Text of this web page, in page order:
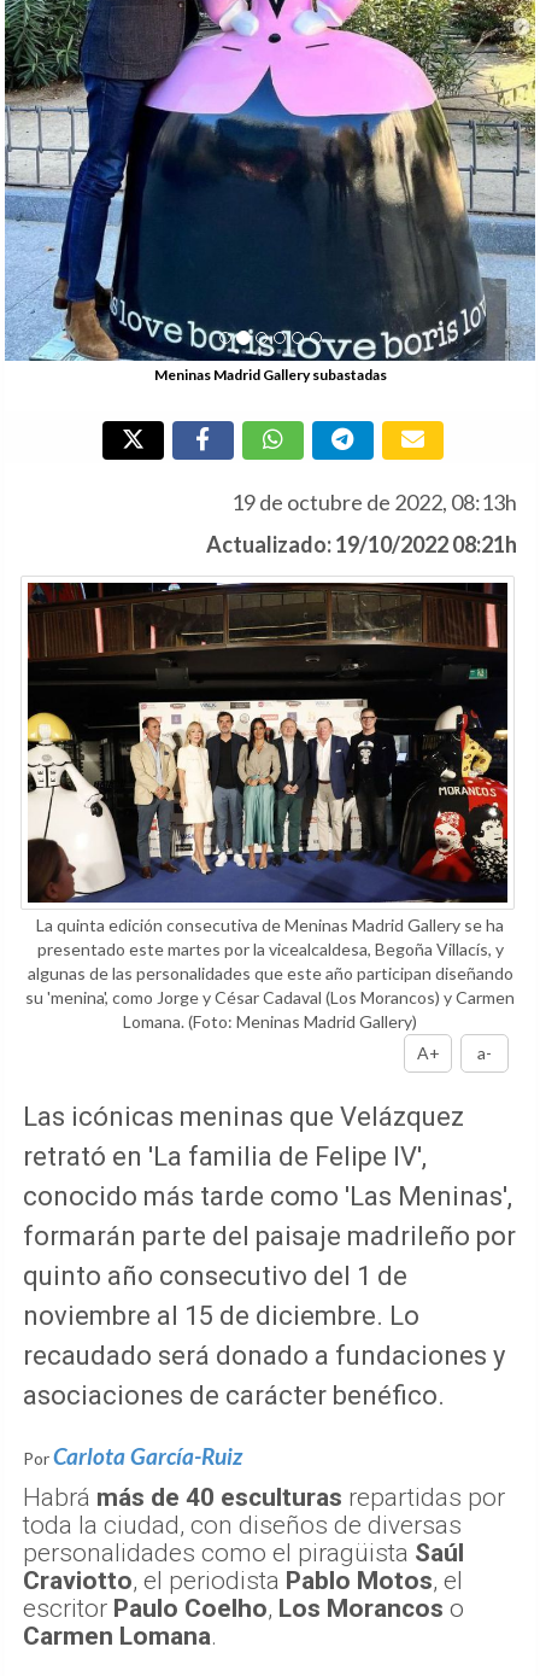
Meninas Madrid Gallery subastadas
19 de octubre de 2022, 08:13h
Actualizado: 19/10/2022 08:21h
La quinta edición consecutiva de Meninas Madrid Gallery se ha
presentado este martes por la vicealcaldesa, Begoña Villacís, y
algunas de las personalidades que este año participan diseñando
su 'menina', como Jorge y César Cadaval (Los Morancos) y Carmen
Lomana.(Foto: Meninas Madrid Gallery)
A+
a-
Las icónicas meninas que Velázquez
retrató en 'La familia de Felipe IV',
conocido más tarde como 'Las Meninas',
formarán parte del paisaje madrileño por
quinto año consecutivo del 1 de
noviembre al 15 de diciembre. Lo
recaudado será donado a fundaciones y
asociaciones de carácter benéfico.
PorCarlota García-Ruiz
Habrá más de 40 esculturas repartidas por
toda la ciudad, con diseños de diversas
personalidades como el piragüista Saúl
Craviotto, el periodista Pablo Motos, el
escritor Paulo Coelho, Los Morancos o
Carmen Lomana.